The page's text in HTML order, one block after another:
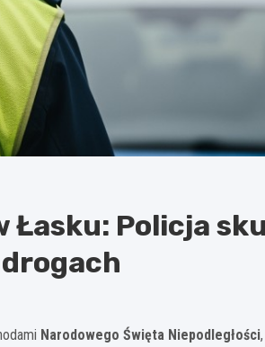
Łasku: Policja
Narodowego Święta Niepodległości